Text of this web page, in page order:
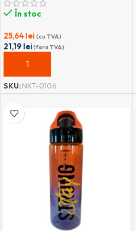
În stoc
25,64 lei (cu TVA)
21,19 lei(fara TVA)
ADAUGĂ ÎN COȘ
SKU:NKT-0106